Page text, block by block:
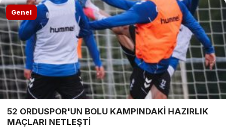
Genel
52 ORDUSPOR'UN BOLU KAMPINDAKİ HAZIRLIK
MAÇLARI NETLEŞTİ